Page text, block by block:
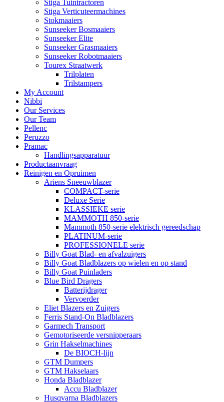
Stiga Tuintractoren
Stiga Verticuteermachines
Stokmaaiers
Sunseeker Bosmaaiers
Sunseeker Elite
Sunseeker Grasmaaiers
Sunseeker Robotmaaiers
Tourex Straatwerk
Trilplaten
Trilstampers
My Account
Nibbi
Our Services
Our Team
Pellenc
Peruzzo
Pramac
Handlingsapparatuur
Productaanvraag
Reinigen en Opruimen
Ariens Sneeuwblazer
COMPACT-serie
Deluxe Serie
KLASSIEKE serie
MAMMOTH 850-serie
Mammoth 850-serie elektrisch gereedschap
PLATINUM-serie
PROFESSIONELE serie
Billy Goat Blad- en afvalzuigers
Billy Goat Bladblazers op wielen en op stand
Billy Goat Puinladers
Blue Bird Dragers
Batterijdrager
Vervoerder
Eliet Blazers en Zuigers
Ferris Stand-On Bladblazers
Garmech Transport
Gemotoriseerde versnipperaars
Grin Hakselmachines
De BIOCH-lijn
GTM Dumpers
GTM Hakselaars
Honda Bladblazer
Accu Bladblazer
Husqvarna Bladblazers